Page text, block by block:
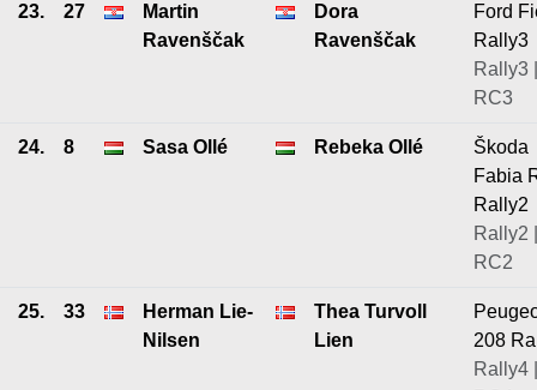
23. 27
Martin
Ravenščak
Dora
Ravenščak
Ford
Rally3
Rally3 |
RC3
24. 8 Sasa Ollé Rebeka Ollé
Škoda
Fabia
Rally2
Rally2 |
RC2
25. 33
Herman Lie-
Nilsen
Thea Turvoll
Lien
208
Rally4 |